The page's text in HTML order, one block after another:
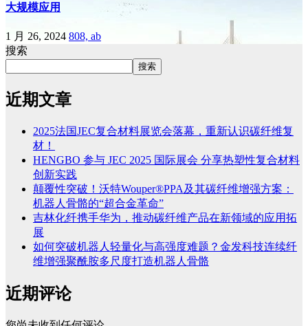
大规模应用
1 月 26, 2024 808, ab
搜索
搜索
近期文章
2025法国JEC复合材料展览会落幕，重新认识碳纤维复
材！
HENGBO 参与 JEC 2025 国际展会 分享热塑性复合材料
创新实践
颠覆性突破！沃特Wouper®PPA及其碳纤维增强方案：
机器人骨骼的“超合金革命”
吉林化纤携手华为，推动碳纤维产品在新领域的应用拓
展
如何突破机器人轻量化与高强度难题？金发科技连续纤
维增强聚酰胺多尺度打造机器人骨骼
近期评论